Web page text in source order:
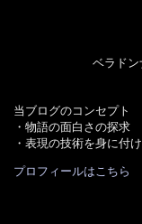
ベラドン
当ブログのコンセプト
・物語の面白さの探求
・表現の技術を身に付
プロフィールはこちら